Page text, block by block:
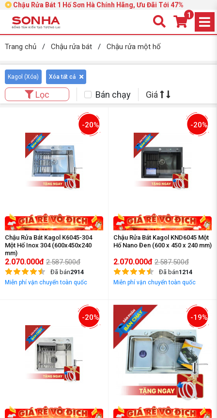
Chậu Rửa Bát 1 Hố Sơn Hà Chính Hãng, Ưu Đãi Tới 47%
1
Trang chủ / Chậu rửa bát / Chậu rửa một hố
Kagol (Xóa) Xóa tất cả
Lọc Bán chạy Giá
-20%
Chậu Rửa Bát Kagol K6045-304
Một Hố Inox 304 (600x450x240
mm)
2.070.000đ 2.587.500đ
Đã bán2914
Miễn phí vận chuyển toàn quốc
-20%
Chậu Rửa Bát Kagol KND6045 Một
Hố Nano Đen (600 x 450 x 240 mm)
2.070.000đ 2.587.500đ
Đã bán1214
Miễn phí vận chuyển toàn quốc
-20% -19%